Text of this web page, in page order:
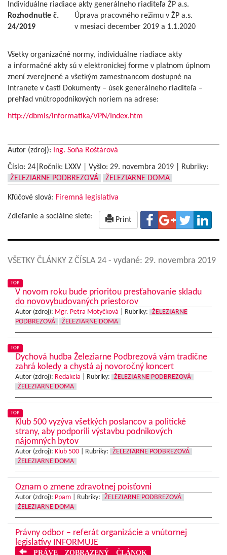
Individuálne riadiace akty generálneho riaditeľa ŽP a.s.
Rozhodnutie č.
24/2019
Úprava pracovného režimu v ŽP a.s.
v mesiaci december 2019 a 1.1.2020
Všetky organizačné normy, individuálne riadiace akty
a informačné akty sú v elektronickej forme v platnom úplnom
znení zverejnené a všetkým zamestnancom dostupné na
Intranete v časti Dokumenty – úsek generálneho riaditeľa –
prehľad vnútropodnikových noriem na adrese:
http://dbmis/informatika/VPN/Index.htm
Autor (zdroj): Ing. Soňa Roštárová
Číslo: 24|Ročník: LXXV | Vyšlo: 29. novembra 2019
Rubriky:
ŽELEZIARNE PODBREZOVÁ
ŽELEZIARNE DOMA
Kľúčové slová: Firemná legislatíva
Zdieľanie a sociálne siete: Print
VŠETKY ČLÁNKY Z ČÍSLA 24 - vydané: 29. novembra 2019
TOP
V novom roku bude prioritou presťahovanie skladu
do novovybudovaných priestorov
Autor (zdroj): Mgr. Petra Motyčková Rubriky:
ŽELEZIARNE
PODBREZOVÁ
ŽELEZIARNE DOMA
TOP
Dychová hudba Železiarne Podbrezová vám tradične
zahrá koledy a chystá aj novoročný koncert
Autor (zdroj): Redakcia Rubriky:
ŽELEZIARNE PODBREZOVÁ
ŽELEZIARNE DOMA
TOP
Klub 500 vyzýva všetkých poslancov a politické
strany, aby podporili výstavbu podnikových
nájomných bytov
Autor (zdroj): Klub 500 Rubriky:
ŽELEZIARNE PODBREZOVÁ
ŽELEZIARNE DOMA
Oznam o zmene zdravotnej poisťovni
Autor (zdroj): Ppam Rubriky:
ŽELEZIARNE PODBREZOVÁ
ŽELEZIARNE DOMA
Právny odbor – referát organizácie a vnútornej
legislatívy INFORMUJE
PRÁVE ZOBRAZENÝ ČLÁNOK